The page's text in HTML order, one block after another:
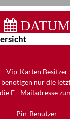
DATUM
Vip-Karten Besitzer
nur die
E - Mailadresse
Pin-Benutzer